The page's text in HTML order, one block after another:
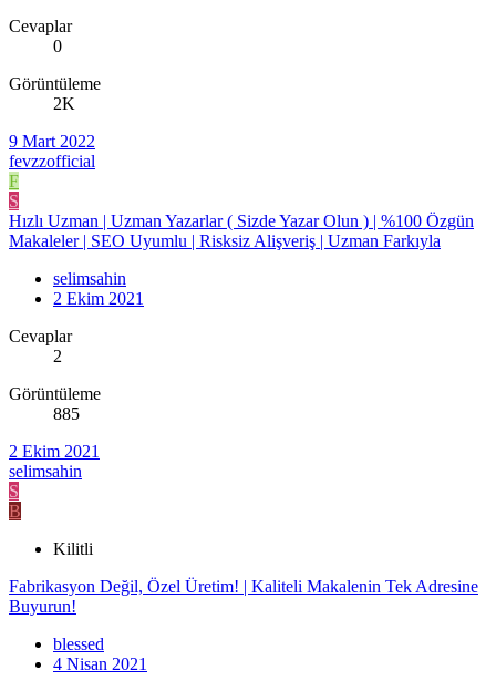
Cevaplar
0
Görüntüleme
2K
9 Mart 2022
fevzzofficial
F
S
Hızlı Uzman | Uzman Yazarlar ( Sizde Yazar Olun ) | %100 Özgün
Makaleler | SEO Uyumlu | Risksiz Alişveriş | Uzman Farkıyla
selimsahin
2 Ekim 2021
Cevaplar
2
Görüntüleme
885
2 Ekim 2021
selimsahin
S
B
Kilitli
Fabrikasyon Değil, Özel Üretim! | Kaliteli Makalenin Tek Adresine
Buyurun!
blessed
4 Nisan 2021